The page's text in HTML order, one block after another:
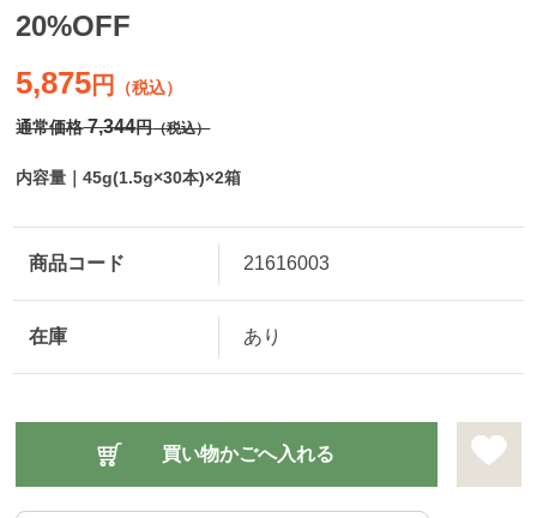
20%OFF
内容量｜45g(1.5g×30本)×2箱
5,875円 （税込）
通常価格7,344円（税込）
商品コード 21616003
在庫 あり